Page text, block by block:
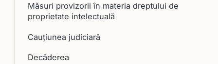
Măsuri provizorii în materia dreptului de
proprietate intelectuală
Cauţiunea judiciară
Decăderea